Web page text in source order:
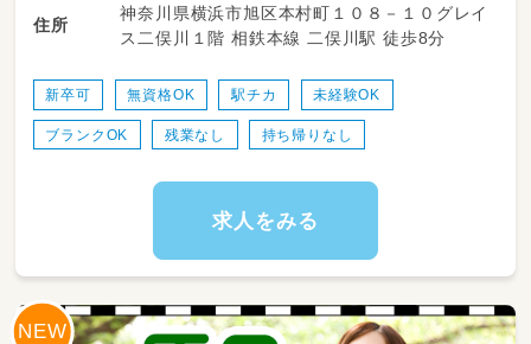
プログラム作成／食事介助／送迎・添乗業務／
連絡帳の記入／施設内の掃除 など
住所
神奈川県横浜市旭区本村町１０８－１０グレイ
ス二俣川１階 相鉄本線 二俣川駅 徒歩8分
新卒可 無資格OK 駅チカ 未経験OK
ブランクOK 残業なし 持ち帰りなし
求人をみる